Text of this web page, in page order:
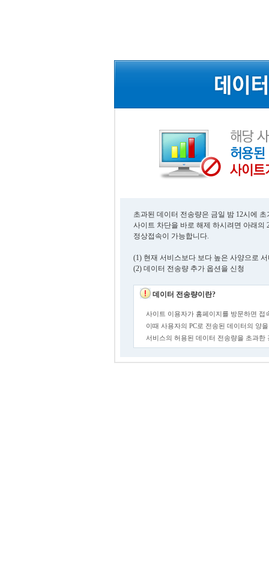
초과된 데이터 전송량은 금일 밤 12시에
사이트 차단을 바로 해제 하시려면 아래의
정상접속이 가능합니다.
(1) 현재 서비스보다 보다 높은 사양으로
(2) 데이터 전송량 추가 옵션을 신청
데이터 전송량이란?
사이트 이용자가 홈페이지를 방문하면 접
이때 사용자의 PC로 전송된 데이터의 양
서비스의 허용된 데이터 전송량을 초과